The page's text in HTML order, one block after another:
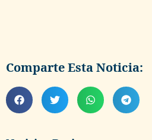
Comparte Esta Noticia: